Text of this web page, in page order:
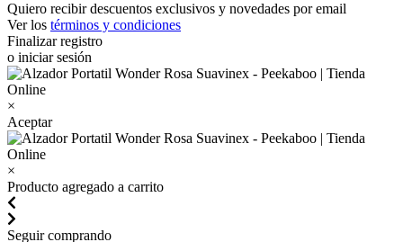
Quiero recibir descuentos exclusivos y novedades por email
Ver los términos y condiciones
Finalizar registro
o iniciar sesión
×
Aceptar
×
Producto agregado a carrito
Seguir comprando